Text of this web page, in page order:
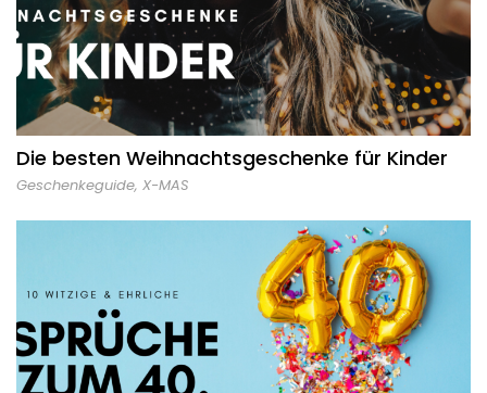
Die besten Weihnachtsgeschenke für Kinder
Geschenkeguide, X-MAS